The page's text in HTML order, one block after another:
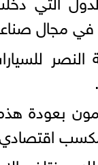
في مجال
بعودة